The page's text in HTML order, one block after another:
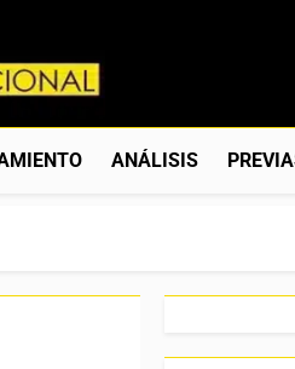
Análisis, Crónicas, Previas Y
ANÁLISIS